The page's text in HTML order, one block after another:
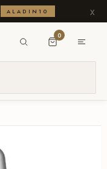
ALADIN10 x
0